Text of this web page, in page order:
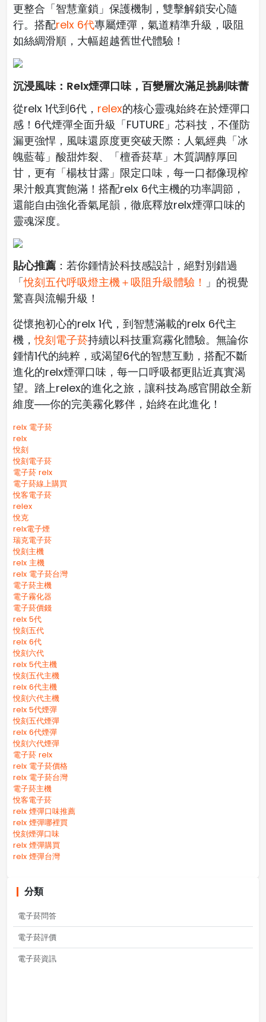
更整合「智慧童鎖」保護機制，雙擊解鎖安心隨
行。搭配relx 6代專屬煙彈，氣道精準升級，吸阻
如絲綢滑順，大幅超越舊世代體驗！
沉浸風味：Relx煙彈口味，百變層次滿足挑剔味蕾
從relx 1代到6代， relex的核心靈魂始終在於煙彈口
感！6代煙彈全面升級「FUTURE」芯科技，不僅防
漏更強悍，風味還原度更突破天際：人氣經典「冰
魄藍莓」酸甜炸裂、「檀香菸草」木質調醇厚回
甘，更有「楊枝甘露」限定口味，每一口都像現榨
果汁般真實飽滿！搭配relx 6代主機的功率調節，
還能自由強化香氣尾韻，徹底釋放relx煙彈口味的
靈魂深度。
貼心推薦 ：若你鍾情於科技感設計，絕對別錯過
「悅刻五代呼吸燈主機＋吸阻升級體驗！ 」的視覺
驚喜與流暢升級！
從懷抱初心的relx 1代，到智慧滿載的relx 6代主
機，悅刻電子菸持續以科技重寫霧化體驗。無論你
鍾情1代的純粹，或渴望6代的智慧互動，搭配不斷
進化的relx煙彈口味，每一口呼吸都更貼近真實渴
望。踏上relex的進化之旅，讓科技為感官開啟全新
維度──你的完美霧化夥伴，始終在此進化！
relx 電子菸
relx
悅刻
悅刻電子菸
電子菸 relx
電子菸線上購買
悅客電子菸
relex
悅克
relx電子煙
瑞克電子菸
悅刻主機
relx 主機
relx 電子菸台灣
電子菸主機
電子霧化器
電子菸價錢
relx 5代
悅刻五代
relx 6代
悅刻六代
relx 5代主機
悅刻五代主機
relx 6代主機
悅刻六代主機
relx 5代煙彈
悅刻五代煙彈
relx 6代煙彈
悅刻六代煙彈
電子菸 relx
relx 電子菸價格
relx 電子菸台灣
電子菸主機
悅客電子菸
relx 煙彈口味推薦
relx 煙彈哪裡買
悅刻煙彈口味
relx 煙彈購買
relx 煙彈台灣
分類
電子菸問答
電子菸評價
電子菸資訊